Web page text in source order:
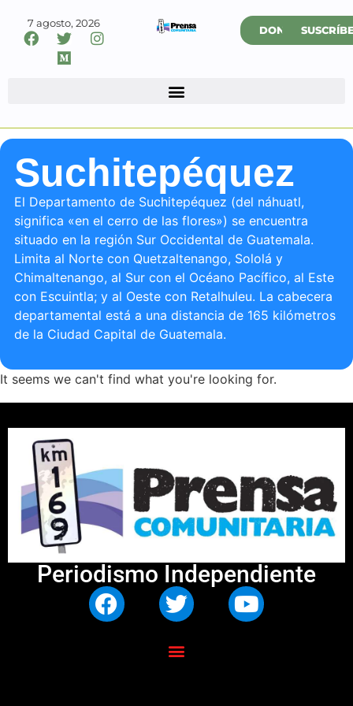
7 agosto, 2026
DONAR
Suchitepéquez
El Departamento de Suchitepéquez (del náhuatl,
significa «en el cerro de las flores») se encuentra
situado en la región Sur Occidental de Guatemala.
Limita al Norte con Quetzaltenango, Sololá y
Chimaltenango, al Sur con el Océano Pacífico, al Este
con Escuintla; y al Oeste con Retalhuleu. La cabecera
departamental está a una distancia de 165 kilómetros
de la Ciudad Capital de Guatemala.
It seems we can't find what you're looking for.
Periodismo Independiente